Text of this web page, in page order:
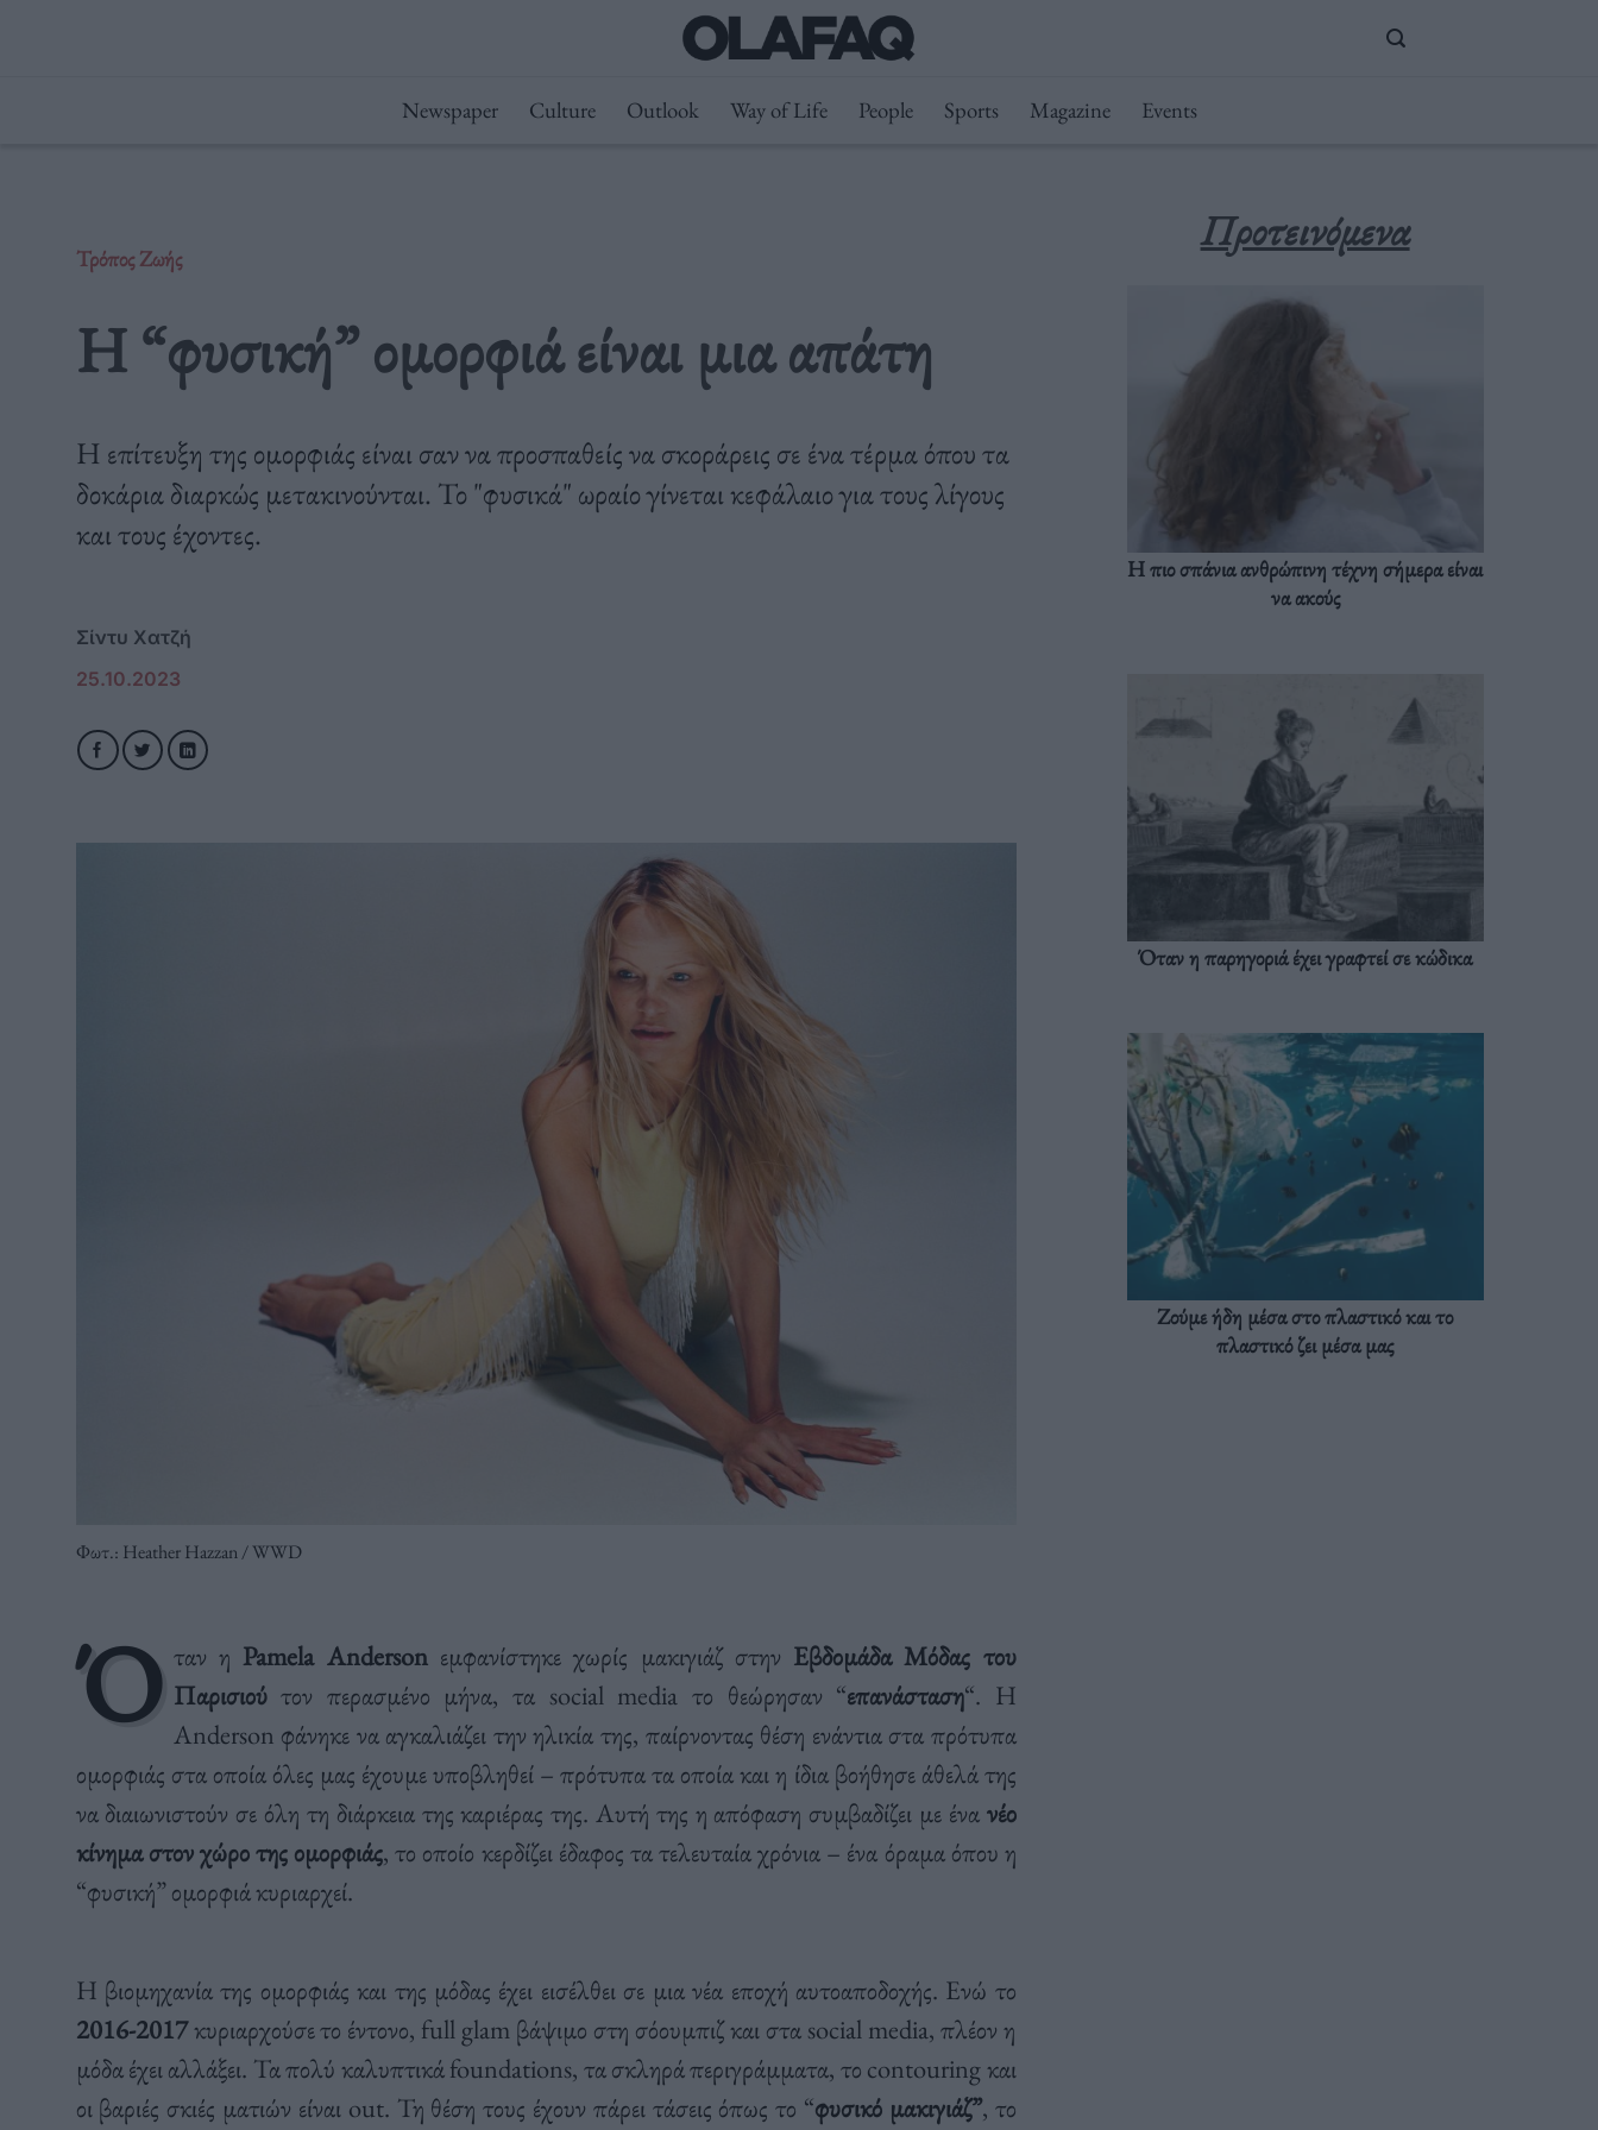
Newspaper Culture Outlook Way of Life People Sports Magazine Events
Τρόπος Ζωής
Η “φυσική” ομορφιά είναι μια απάτη
Η επίτευξη της ομορφιάς είναι σαν να προσπαθείς να σκοράρεις σε ένα τέρμα όπου τα
δοκάρια διαρκώς μετακινούνται. Το "φυσικά" ωραίο γίνεται κεφάλαιο για τους λίγους
και τους έχοντες.
Σίντυ Χατζή
25.10.2023
Φωτ.: Heather Hazzan / WWD
Ό ταν η Pamela Andersonεμφανίστηκε χωρίς μακιγιάζ στην Εβδομάδα Μόδας του
Παρισιούτον περασμένο μήνα, τα social media το θεώρησαν “επανάσταση“. Η
Anderson φάνηκε να αγκαλιάζει την ηλικία της, παίρνοντας θέση ενάντια στα πρότυπα
ομορφιάς στα οποία όλες μας έχουμε υποβληθεί – πρότυπα τα οποία και η ίδια βοήθησε άθελά της
να διαιωνιστούν σε όλη τη διάρκεια της καριέρας της. Αυτή της η απόφαση συμβαδίζει με ένανέο
κίνημα στον χώρο της ομορφιάς, το οποίο κερδίζει έδαφος τα τελευταία χρόνια – ένα όραμα όπου η
“φυσική” ομορφιά κυριαρχεί.
Η βιομηχανία της ομορφιάς και της μόδας έχει εισέλθει σε μια νέα εποχή αυτοαποδοχής. Ενώ το
2016-2017κυριαρχούσε το έντονο, full glam βάψιμο στη σόουμπιζ και στα social media, πλέον η
μόδα έχει αλλάξει. Τα πολύ καλυπτικά foundations, τα σκληρά περιγράμματα, το contouring και
οι βαριές σκιές ματιών είναι out. Τη θέση τους έχουν πάρει τάσεις όπως το “φυσικό μακιγιάζ”, το
Προτεινόμενα
Η πιο σπάνια ανθρώπινη τέχνη σήμερα είναι
να ακούς
Όταν η παρηγοριά έχει γραφτεί σε κώδικα
Ζούμε ήδη μέσα στο πλαστικό και το
πλαστικό ζει μέσα μας